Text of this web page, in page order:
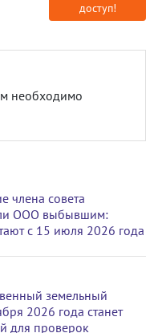
доступ!
необходимо
члена совета
ООО выбывшим:
с 15 июля 2026 года
земельный
2026 года станет
для проверок